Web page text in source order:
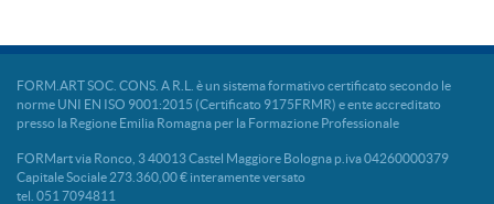
FORM.ART SOC. CONS. A R.L. è un sistema formativo certificato secondo le
norme UNI EN ISO 9001:2015 (Certificato 9175FRMR) e ente accreditato
presso la Regione Emilia Romagna per la Formazione Professionale
FORMart via Ronco, 3 40013 Castel Maggiore Bologna p.iva 04260000379
Capitale Sociale 273.360,00 € interamente versato
tel. 051 7094811